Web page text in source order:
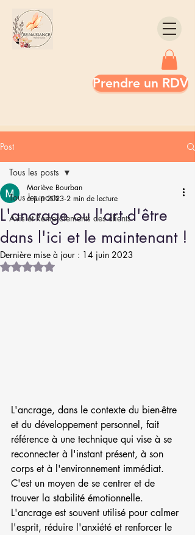
Prendre un RDV
Post
Tous les posts
Avis et Remerciements des clients
Tous les posts
L'ancrage ou l'art d'être
dans l'ici et le maintenant !
Mariève Bourban
6 juin 2023 2 min de lecture
Dernière mise à jour : 14 juin 2023
Noté NaN étoiles sur 5.
L'ancrage, dans le contexte du bien-être
et du développement personnel, fait
référence à une technique qui vise à se
reconnecter à l'instant présent, à son
corps et à l'environnement immédiat.
C'est un moyen de se centrer et de
trouver la stabilité émotionnelle.
L'ancrage est souvent utilisé pour calmer
l'esprit, réduire l'anxiété et renforcer le